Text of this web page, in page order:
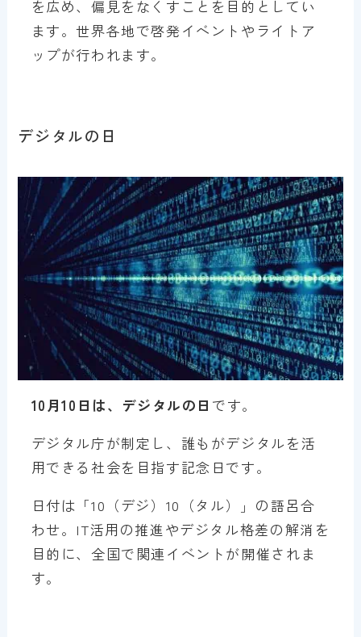
を広め、偏見をなくすことを目的としてい
ます。世界各地で啓発イベントやライトア
ップが行われます。
デジタルの日
10月10日は、デジタルの日 です。
デジタル庁が制定し、誰もがデジタルを活
用できる社会を目指す記念日です。
日付は「10（デジ）10（タル）」の語呂合
わせ。IT活用の推進やデジタル格差の解消を
目的に、全国で関連イベントが開催されま
す。